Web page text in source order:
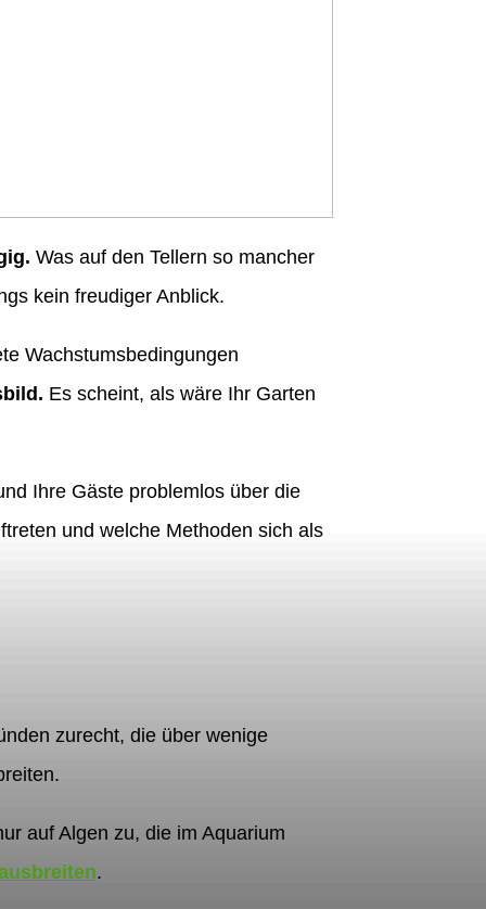
Was auf den Tellern so mancher
kein freudiger Anblick.
Wachstumsbedingungen
Es scheint, als wäre Ihr Garten
Ihre Gäste problemlos über die
und welche Methoden sich als
zurecht, die über wenige
auf Algen zu, die im Aquarium
.